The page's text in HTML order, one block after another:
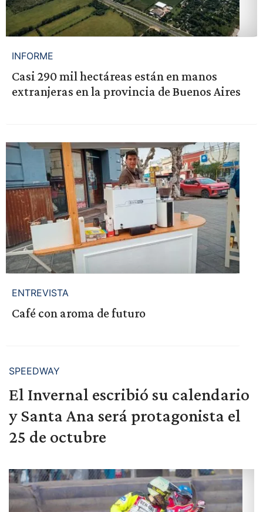
INFORME
Casi 290 mil hectáreas están en manos
extranjeras en la provincia de Buenos Aires
ENTREVISTA
Café con aroma de futuro
SPEEDWAY
El Invernal escribió su calendario
y Santa Ana será protagonista el
25 de octubre